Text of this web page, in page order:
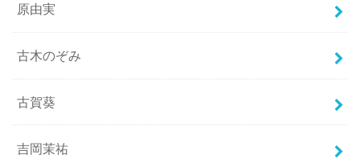
原由実
古木のぞみ
古賀葵
吉岡茉祐